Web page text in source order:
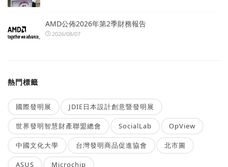
AMD公佈2026年第2季財務報告
2026/08/07
熱門標籤
國際發明展 JDIE日本設計創意暨發明展
世界發明智慧財產聯盟總會 SocialLab OpView
中國文化大學 台灣發明商品促進協會 北市圖
ASUS Microchip